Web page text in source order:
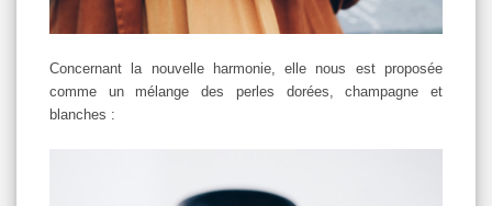
Concernant la nouvelle harmonie, elle nous est proposée
comme un mélange des perles dorées, champagne et
blanches :